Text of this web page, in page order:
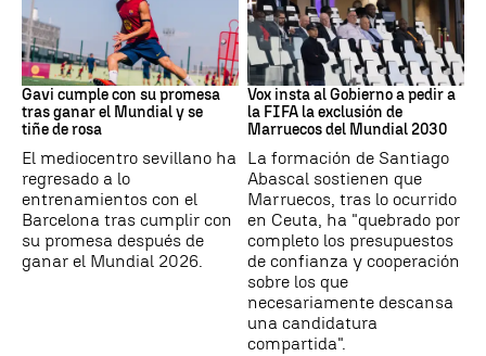
Fútbol
Gavi cumple con su promesa
tras ganar el Mundial y se
tiñe de rosa
El mediocentro sevillano ha
regresado a lo
entrenamientos con el
Barcelona tras cumplir con
su promesa después de
ganar el Mundial 2026.
Mundial 2030
Vox insta al Gobierno a pedir a
la FIFA la exclusión de
Marruecos del Mundial 2030
La formación de Santiago
Abascal sostienen que
Marruecos, tras lo ocurrido
en Ceuta, ha "quebrado por
completo los presupuestos
de confianza y cooperación
sobre los que
necesariamente descansa
una candidatura
compartida".